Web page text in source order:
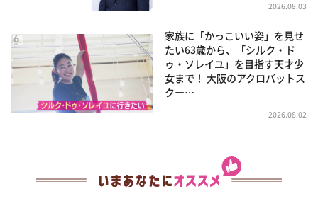
2026.08.03
家族に「かっこいい姿」を見せ
たい63歳から、「シルク・ド
ゥ・ソレイユ」を目指す天才少
女まで！ 大阪のアクロバットス
クー…
2026.08.02